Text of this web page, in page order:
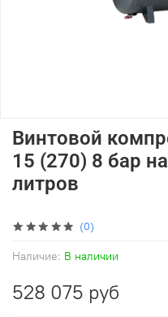
(0)
Наличие: В наличии
Винтовой
15 (270) 8 бар
литров
528 075 руб